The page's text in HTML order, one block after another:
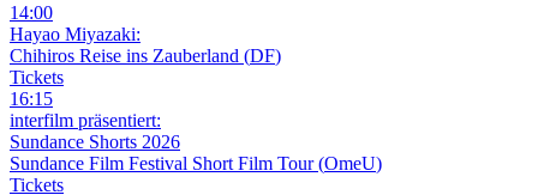
14:00
Hayao Miyazaki:
Chihiros Reise ins Zauberland (DF)
Tickets
16:15
interfilm präsentiert:
Sundance Shorts 2026
Sundance Film Festival Short Film Tour(OmeU)
Tickets